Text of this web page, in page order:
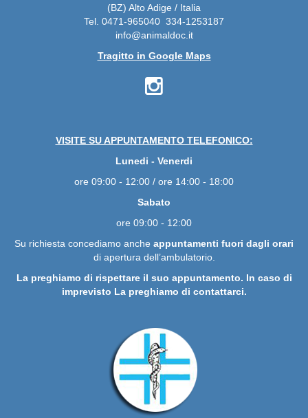
(BZ) Alto Adige / Italia
Tel. 0471-965040 334-1253187
info@animaldoc.it
Tragitto in Google Maps
VISITE SU APPUNTAMENTO TELEFONICO:
Lunedi - Venerdi
ore 09:00 - 12:00 / ore 14:00 - 18:00
Sabato
ore 09:00 - 12:00
Su richiesta concediamo anche appuntamenti fuori dagli orari
di apertura dell’ambulatorio.
La preghiamo di rispettare il suo appuntamento. In caso di
imprevisto La preghiamo di contattarci.